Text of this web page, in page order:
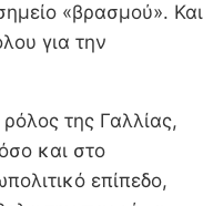
«βρασμού». Και
για την
της Γαλλίας,
και στο
επίπεδο,